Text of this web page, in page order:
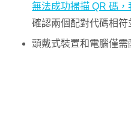
無法成功掃描 QR 碼，
確認兩個配對代碼相符
頭戴式裝置和電腦僅需